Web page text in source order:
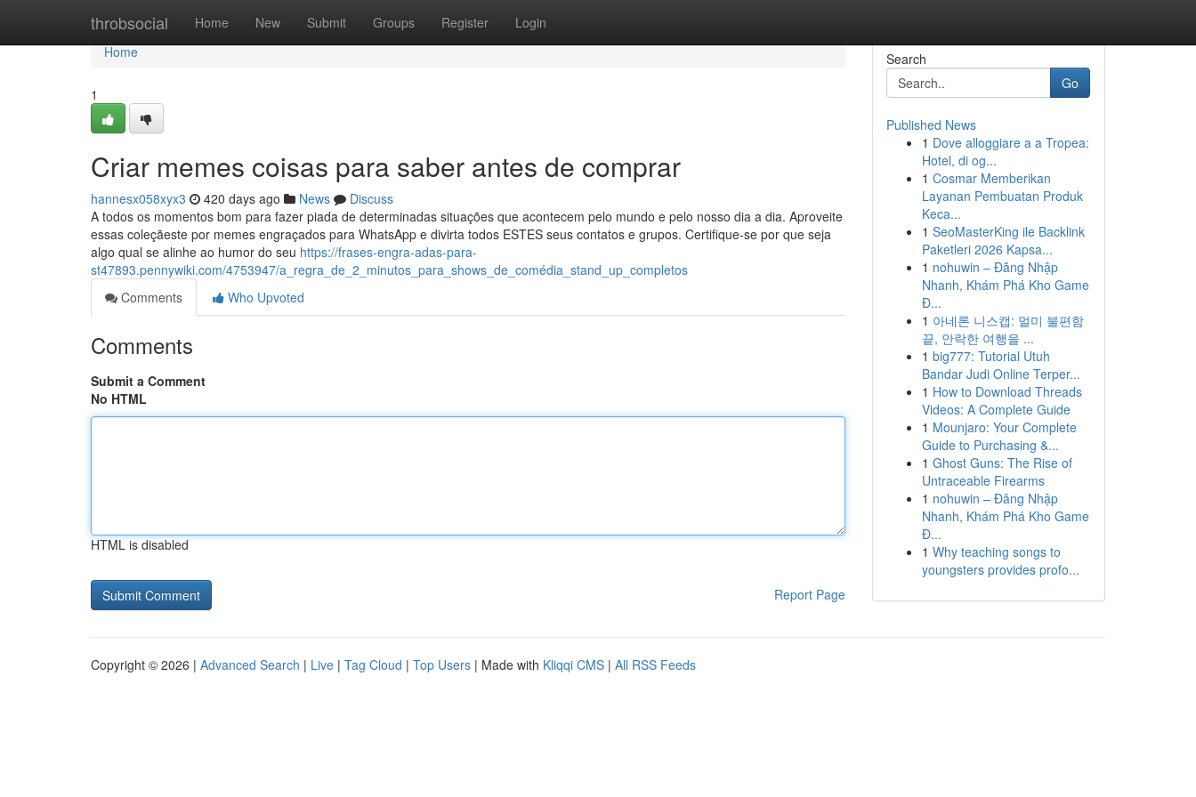
throbsocial Home New Submit Groups Register Login
Home
Home
1
Criar memes coisas para saber antes de comprar
hannesx058xyx3 420 days ago News
Discuss
A todos os momentos bom para fazer piada de determinadas situações que acontecem pelo mundo e pelo nosso dia a dia. Aproveite
essas coleçãeste por memes engraçados para WhatsApp e divirta todos ESTES seus contatos e grupos. Certifique-se por que seja
algo qual se alinhe ao humor do seu https://frases-engra-adas-para-
st47893.pennywiki.com/4753947/a_regra_de_2_minutos_para_shows_de_comédia_stand_up_completos
Comments
Who Upvoted
Comments
Submit a Comment
No HTML
HTML is disabled
Report Page
Search
Go
Published News
1 Dove alloggiare a a Tropea:
Hotel, di og...
1 Cosmar Memberikan
Layanan Pembuatan Produk
Keca...
1 SeoMasterKing ile Backlink
Paketleri 2026 Kapsa...
1 nohuwin – Đăng Nhập
Nhanh, Khám Phá Kho Game
Đ...
1 아네론 니스캡: 멀미 불편함
끝, 안락한 여행을 ...
1 big777: Tutorial Utuh
Bandar Judi Online Terper...
1 How to Download Threads
Videos: A Complete Guide
1 Mounjaro: Your Complete
Guide to Purchasing &...
1 Ghost Guns: The Rise of
Untraceable Firearms
1 nohuwin – Đăng Nhập
Nhanh, Khám Phá Kho Game
Đ...
1 Why teaching songs to
youngsters provides profo...
Copyright © 2026 | Advanced Search | Live | Tag Cloud | Top Users | Made with Kliqqi CMS | All RSS Feeds